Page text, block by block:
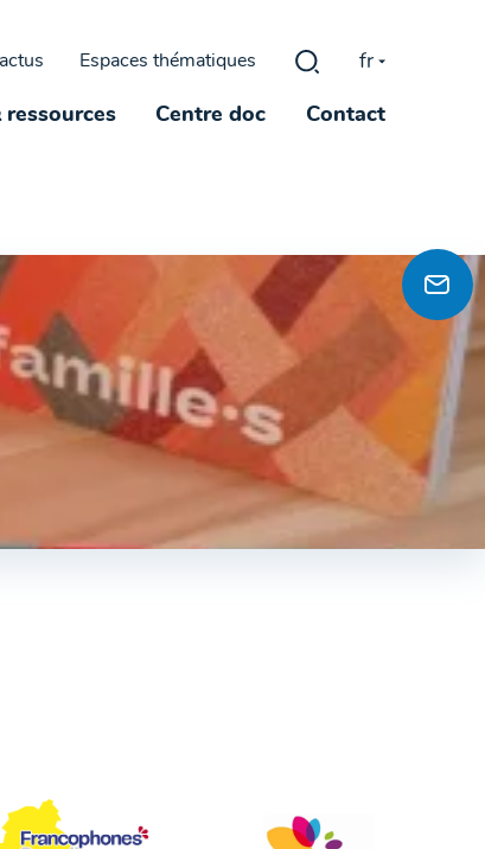
Espaces thématiques Rechercher :
fr
ressources Centre doc Contact